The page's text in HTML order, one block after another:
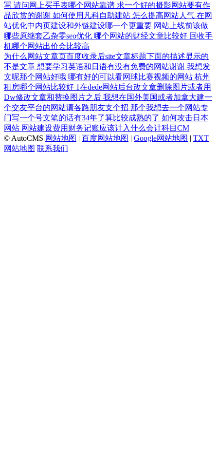
写 请问网上买手表哪个网站靠谱 求一个好的摄影网站要有作
品欣赏的谢谢 如何使用凡科自助建站 怎么提高网站人气 在网
站优化中内页建设和外链建设哪一个更重要 网站上线前该做
哪些原继套乙杂零seo优化 哪个网站的财经文章比较好 回收手
机哪个网站出价会比较高
为什么网站文章页百度收录后site文章标题下面的描述显示的
不是文章 想要学习英语和日语有没有免费的网站谢谢 我想发
文呢那个网站好哦 哪有好的可以看网球比赛视频的网站 杭州
租房哪个网站比较好 1在dede网站后台改文章删除图片或者用
Dw修改文章和替换图片之后 我想在国外美国或者加拿大建一
个交友平台的网站请各路朋友支个招 那个我想去一个网站专
门写一个号文笔的话有34年了算比较成熟的了 如何攻击日本
网站 网站建设费用财务记账应该计入什么会计科目CM
© AutoCMS 网站地图 | 百度网站地图 | Google网站地图 | TXT
网站地图 联系我们